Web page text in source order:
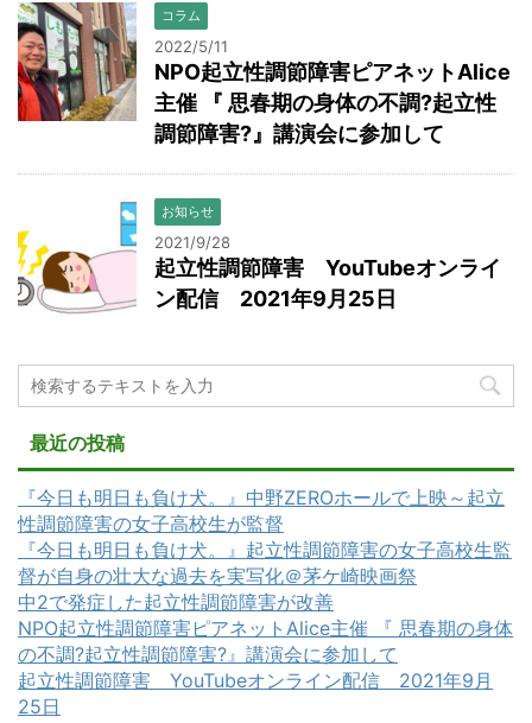
コラム
2022/5/11
NPO起立性調節障害ピアネットAlice
主催 『 思春期の身体の不調?起立性
調節障害?』講演会に参加して
お知らせ
2021/9/28
起立性調節障害 YouTubeオンライ
ン配信 2021年9月25日
最近の投稿
『今日も明日も負け犬。』中野ZEROホールで上映～起立
性調節障害の女子高校生が監督
『今日も明日も負け犬。』起立性調節障害の女子高校生監
督が自身の壮大な過去を実写化＠茅ケ崎映画祭
中2で発症した起立性調節障害が改善
NPO起立性調節障害ピアネットAlice主催 『 思春期の身体
の不調?起立性調節障害?』講演会に参加して
起立性調節障害 YouTubeオンライン配信 2021年9月
25日